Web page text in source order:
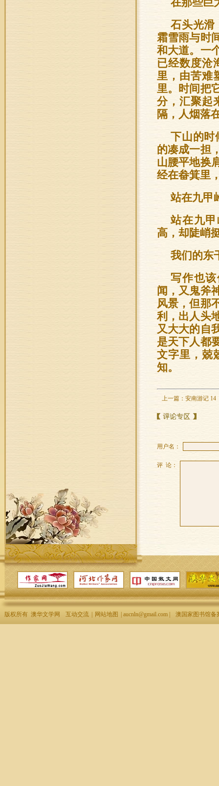
在那些巨
石头光滑
霜雪雨与时
和大道。一
已经数度沧
里，由苦难
里。时间把
分，汇聚起
隔，人烟落
下山的时
的凑成一担
山腰平地换
经在畚箕里
站在九甲
站在九
高，却陡峭
我们的东
写作也
闻，又鬼斧
风景，但那
利，出人头
又大大的自
是天下人都
文字里，兢
知。
上一篇： 安南游记 14
用户名：
评 论：
版权所有 澳华文学网 互动交流 网站地图 | aucnln@gmail.com | 澳国家图书馆备